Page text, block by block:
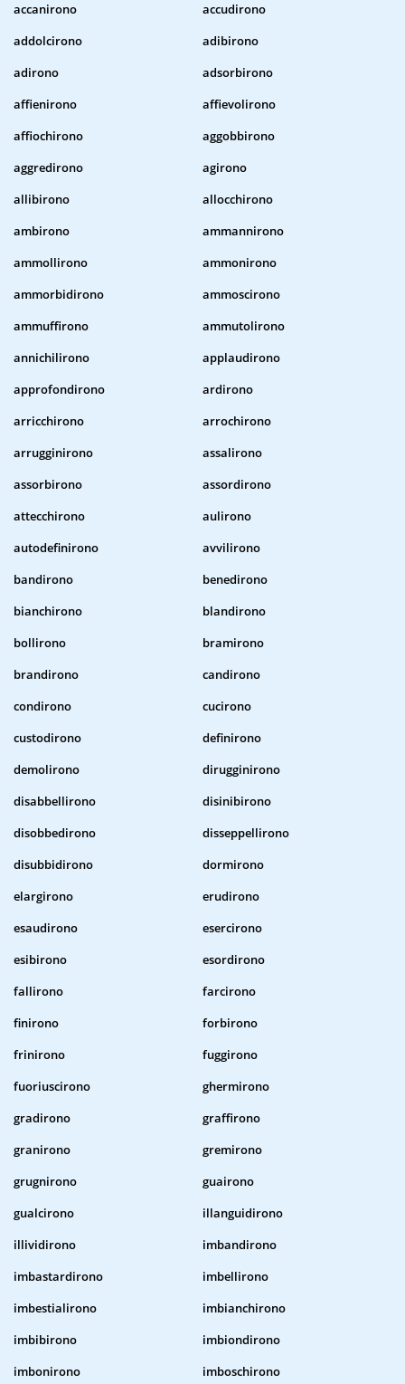
accanirono
accudirono
addolcirono
adibirono
adirono
adsorbirono
affienirono
affievolirono
affiochirono
aggobbirono
aggredirono
agirono
allibirono
allocchirono
ambirono
ammannirono
ammollirono
ammonirono
ammorbidirono
ammoscirono
ammuffirono
ammutolirono
annichilirono
applaudirono
approfondirono
ardirono
arricchirono
arrochirono
arrugginirono
assalirono
assorbirono
assordirono
attecchirono
aulirono
autodefinirono
avvilirono
bandirono
benedirono
bianchirono
blandirono
bollirono
bramirono
brandirono
candirono
condirono
cucirono
custodirono
definirono
demolirono
dirugginirono
disabbellirono
disinibirono
disobbedirono
disseppellirono
disubbidirono
dormirono
elargirono
erudirono
esaudirono
esercirono
esibirono
esordirono
fallirono
farcirono
finirono
forbirono
frinirono
fuggirono
fuoriuscirono
ghermirono
gradirono
graffirono
granirono
gremirono
grugnirono
guairono
gualcirono
illanguidirono
illividirono
imbandirono
imbastardirono
imbellirono
imbestialirono
imbianchirono
imbibirono
imbiondirono
imbonirono
imboschirono